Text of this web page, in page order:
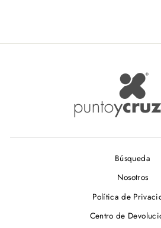
Búsqueda
Nosotros
Política de
Centro de